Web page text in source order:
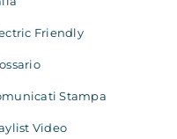
Friendly
Stampa
Video